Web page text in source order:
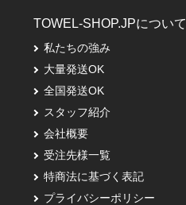
TOWEL-SHOP.JPについて
私たちの強み
大量発送OK
全国発送OK
スタッフ紹介
会社概要
受注先様一覧
特商法に基づく表記
プライバシーポリシー